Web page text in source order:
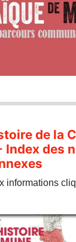
de la
Index des
informations